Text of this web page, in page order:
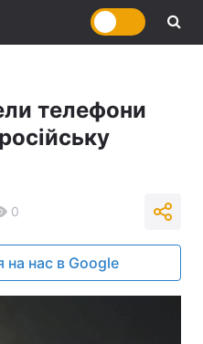
телефони
0
на нас в Google